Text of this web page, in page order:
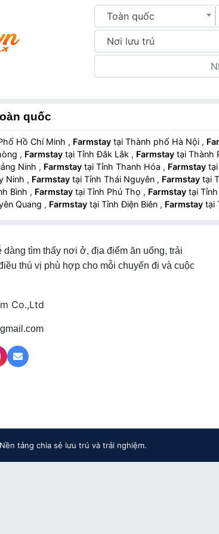
Toàn quốc
Nơi lưu trú
quốc
Hồ Chí Minh , Farmstay tại Thành phố Hà Nội ,
, Farmstay tại Tỉnh Đắk Lắk , Farmstay tại Thành
Ninh , Farmstay tại Tỉnh Thanh Hóa , Farmstay
Ninh , Farmstay tại Tỉnh Thái Nguyên , Farmstay tại
Bình , Farmstay tại Tỉnh Phú Thọ , Farmstay tại
Quang , Farmstay tại Tỉnh Điện Biên , Farmstay tại
dàng tìm thấy nơi ở, địa điểm ăn uống, trải
thú vị phù hợp cho mỗi chuyến đi và cuộc
Co.,Ltd
tảng chia sẻ lưu trú và trải nghiệm.